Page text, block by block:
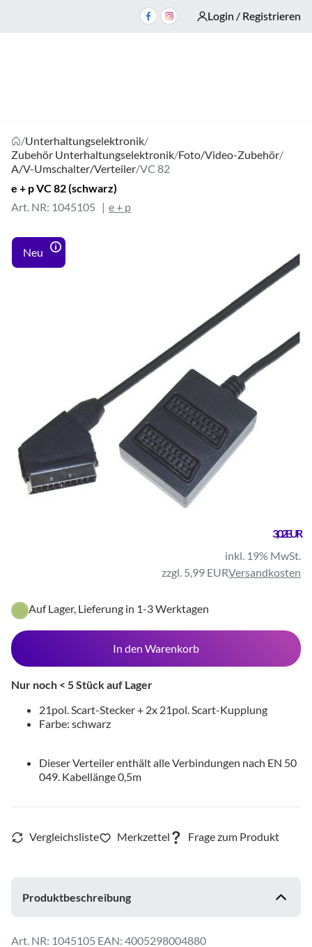
Login / Registrieren
/Unterhaltungselektronik/
Zubehör Unterhaltungselektronik/Foto/Video-Zubehör/
A/V-Umschalter/Verteiler/VC 82
e + p VC 82 (schwarz)
Art. NR: 1045105
e + p
Neu
3,02 EUR
inkl. 19% MwSt.
zzgl. 5,99 EURVersandkosten
Auf Lager, Lieferung in 1-3 Werktagen
In den Warenkorb
Nur noch < 5 Stück auf Lager
21pol. Scart-Stecker + 2x 21pol. Scart-Kupplung
Farbe: schwarz
Dieser Verteiler enthält alle Verbindungen nach EN 50
049. Kabellänge 0,5m
Produktbeschreibung
1045105 EAN: 4005298004880